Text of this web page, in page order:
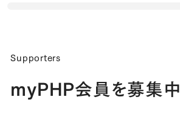
Supporters
myPHP会員を募集中